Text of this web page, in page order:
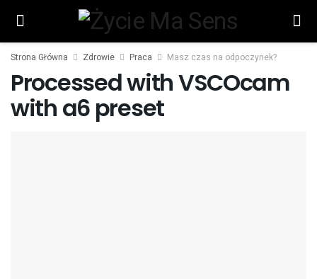
Strona Główna Zdrowie Praca Masz czas na odpoczynek?
Processed with VSCOcam
with a6 preset